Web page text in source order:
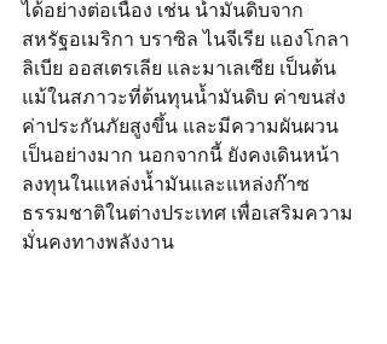
ได้อย่างต่อเนื่อง เช่น น้ำมันดิบจาก
สหรัฐอเมริกา บราซิล ไนจีเรีย แองโกลา
ลิเบีย ออสเตรเลีย และมาเลเซีย เป็นต้น
แม้ในสภาวะที่ต้นทุนน้ำมันดิบ ค่าขนส่ง
ค่าประกันภัยสูงขึ้น และมีความผันผวน
เป็นอย่างมาก นอกจากนี้ ยังคงเดินหน้า
ลงทุนในแหล่งน้ำมันและแหล่งก๊าซ
ธรรมชาติในต่างประเทศ เพื่อเสริมความ
มั่นคงทางพลังงาน